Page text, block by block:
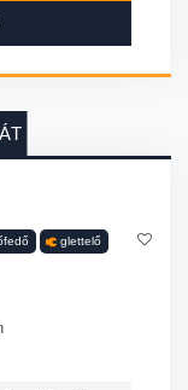
glettelő